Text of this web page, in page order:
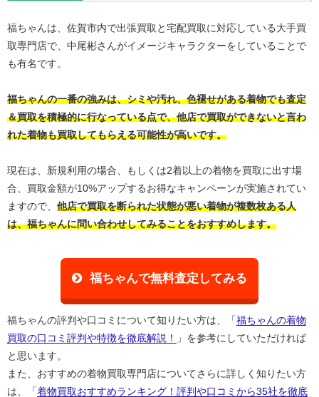
福ちゃんは、佐賀市内で出張買取と宅配買取に対応している大手買
取専門店で、中尾彬さんがイメージキャラクターをしていることで
も有名です。
福ちゃんの一番の強みは、シミや汚れ、色褪せがある着物でも査定
＆買取を積極的に行なっている点で、他店で買取ができないと言わ
れた着物も買取してもらえる可能性が高いです。
現在は、新規利用の場合、もしくは2着以上の着物を買取に出す場
合、買取金額が10%アップするお得なキャンペーンが実施されてい
ますので、 他店で買取を断られた状態が悪い着物が複数枚ある人
は、福ちゃんに問い合わせしてみることをおすすめします。
福ちゃんで無料査定してみる
福ちゃんの評判や口コミについて知りたい方は、「福ちゃんの着物
買取の口コミ評判や特徴を徹底解説！
」を参考にしていただければ
と思います。
また、おすすめの着物買取専門店についてさらに詳しく知りたい方
は、「着物買取おすすめランキング！評判や口コミから35社を徹底